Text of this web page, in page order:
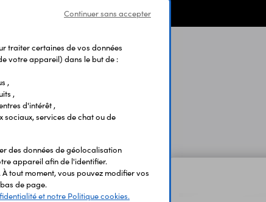
article
Continuer sans accepter
traiter certaines de vos données
votre appareil) dans le but de :
,
,
d'intérêt ,
sociaux, services de chat ou de
des données de géolocalisation
appareil afin de l'identifier.
tout moment, vous pouvez modifier vos
de page.
et notre Politique cookies.